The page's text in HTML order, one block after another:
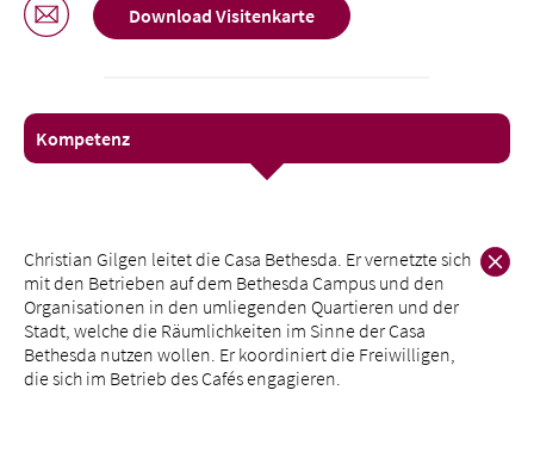
Offene Stellen
News
Download Visitenkarte
Kompetenz
Christian Gilgen leitet die Casa Bethesda. Er vernetzte sich
mit den Betrieben auf dem Bethesda Campus und den
Organisationen in den umliegenden Quartieren und der
Stadt, welche die Räumlichkeiten im Sinne der Casa
Bethesda nutzen wollen. Er koordiniert die Freiwilligen,
die sich im Betrieb des Cafés engagieren.